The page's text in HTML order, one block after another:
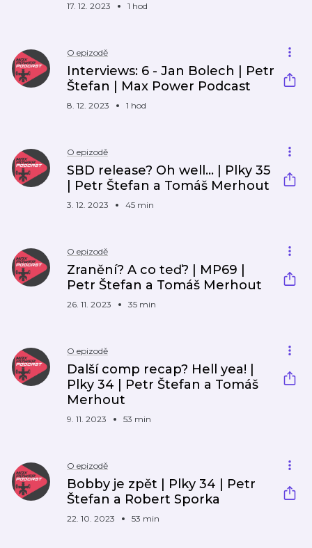
17. 12. 2023 1 hod
O epizodě
Interviews: 6 - Jan Bolech | Petr
Štefan | Max Power Podcast
8. 12. 2023 1 hod
O epizodě
SBD release? Oh well... | Plky 35
| Petr Štefan a Tomáš Merhout
3. 12. 2023 45 min
O epizodě
Zranění? A co teď? | MP69 |
Petr Štefan a Tomáš Merhout
26. 11. 2023 35 min
O epizodě
Další comp recap? Hell yea! |
Plky 34 | Petr Štefan a Tomáš
Merhout
9. 11. 2023 53 min
O epizodě
Bobby je zpět | Plky 34 | Petr
Štefan a Robert Sporka
22. 10. 2023 53 min